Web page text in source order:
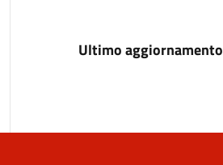
Ultimo aggiornamento